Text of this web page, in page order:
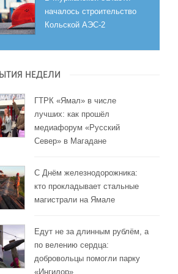
началось строительство
Кольской АЭС-2
НЕДЕЛИ
ГТРК «Ямал» в числе
лучших: как прошёл
медиафорум «Русский
Север» в Магадане
С Днём железнодорожника:
кто прокладывает стальные
магистрали на Ямале
Едут не за длинным рублём, а
по велению сердца:
добровольцы помогли парку
«Ингилор»